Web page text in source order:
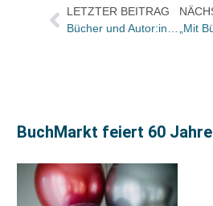
LETZTER BEITRAG
BuchMarkt feiert 60 Jahre